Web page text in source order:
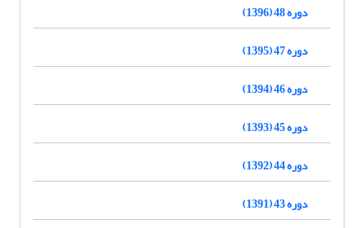
دوره 48 (1396)
دوره 47 (1395)
دوره 46 (1394)
دوره 45 (1393)
دوره 44 (1392)
دوره 43 (1391)